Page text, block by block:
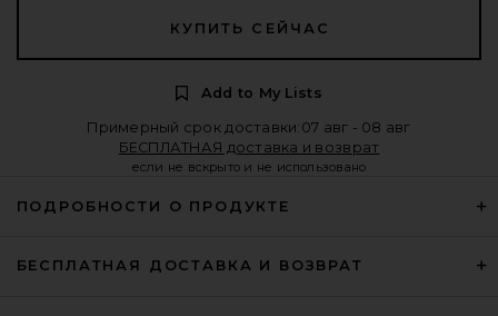
КУПИТЬ СЕЙЧАС
Add to My Lists
Примерный срок доставки:07 авг - 08 авг
БЕСПЛАТНАЯ доставка и возврат
если не вскрыто и не использовано
ПОДРОБНОСТИ О ПРОДУКТЕ
БЕСПЛАТНАЯ ДОСТАВКА И ВОЗВРАТ